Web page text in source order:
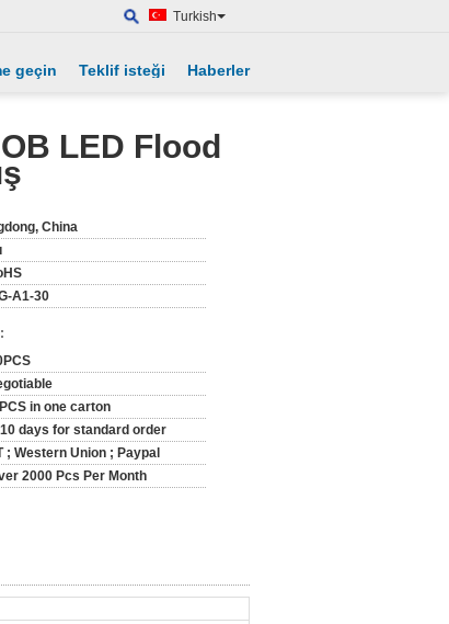
Turkish
geçin Teklif isteği Haberler
LED Flood
China
A1-30
in one carton
days for standard order
; Western Union ; Paypal
2000 Pcs Per Month